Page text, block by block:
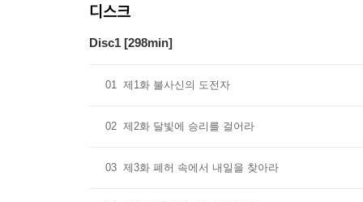
[특전상품 4] 포터카드 (애니메이션 셀화컷) 5매
디스크
Disc1 [298min]
01 제1화 불사신의 도전자
02 제2화 달빛에 승리를 걸어라
03 제3화 폐허 속에서 내일을 찾아라